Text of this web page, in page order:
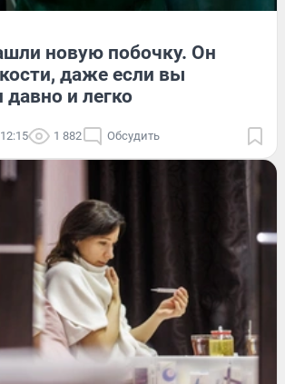
новую побочку. Он
даже если вы
давно и легко
1 882 Обсудить